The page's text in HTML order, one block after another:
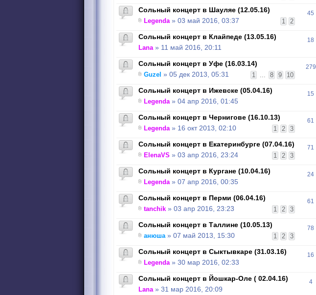
Сольный концерт в Шауляе (12.05.16)
1 2
Legenda» 03 май 2016, 03:37
45
Сольный концерт в Клайпеде (13.05.16)
Lana» 11 май 2016, 20:11
18
Сольный концерт в Уфе (16.03.14)
1 ... 8 9 10
Guzel » 05 дек 2013, 05:31
279
Сольный концерт в Ижевске (05.04.16)
Legenda» 04 апр 2016, 01:45
15
Сольный концерт в Чернигове (16.10.13)
1 2 3
Legenda» 16 окт 2013, 02:10
61
Сольный концерт в Екатеринбурге (07.04.16)
1 2 3
ElenaVS » 03 апр 2016, 23:24
71
Сольный концерт в Кургане (10.04.16)
Legenda» 07 апр 2016, 00:35
24
Сольный концерт в Перми (06.04.16)
1 2 3
tanchik » 03 апр 2016, 23:23
61
Сольный концерт в Таллине (10.05.13)
1 2 3
анюша» 07 май 2013, 15:30
78
Сольный концерт в Сыктывкаре (31.03.16)
Legenda» 30 мар 2016, 02:33
16
Сольный концерт в Йошкар-Оле ( 02.04.16)
Lana» 31 мар 2016, 20:09
4